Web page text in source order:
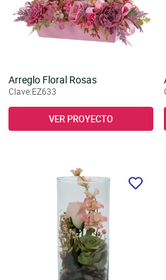
Arreglo Floral Rosas
Clave:EZ633
VER PROYECTO